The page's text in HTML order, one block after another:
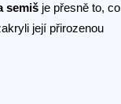
semiš je přesně to, co
její přirozenou